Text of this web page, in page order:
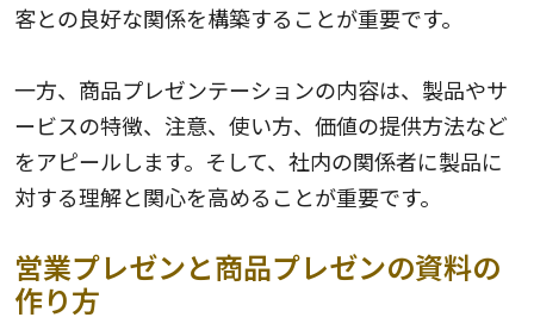
客との良好な関係を構築することが重要です。
一方、商品プレゼンテーションの内容は、製品やサ
ービスの特徴、注意、使い方、価値の提供方法など
をアピールします。そして、社内の関係者に製品に
対する理解と関心を高めることが重要です。
営業プレゼンと商品プレゼンの資料の
作り方